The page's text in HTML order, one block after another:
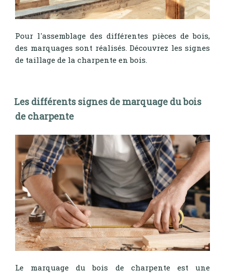
Pour l'assemblage des différentes pièces de bois,
des marquages sont réalisés. Découvrez les signes
de taillage de la charpente en bois.
Les différents signes de marquage du bois
de charpente
Le marquage du bois de charpente est une